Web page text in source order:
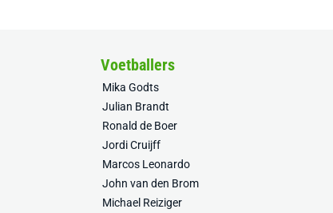
Voetballers
Mika Godts
Julian Brandt
Ronald de Boer
Jordi Cruijff
Marcos Leonardo
John van den Brom
Michael Reiziger